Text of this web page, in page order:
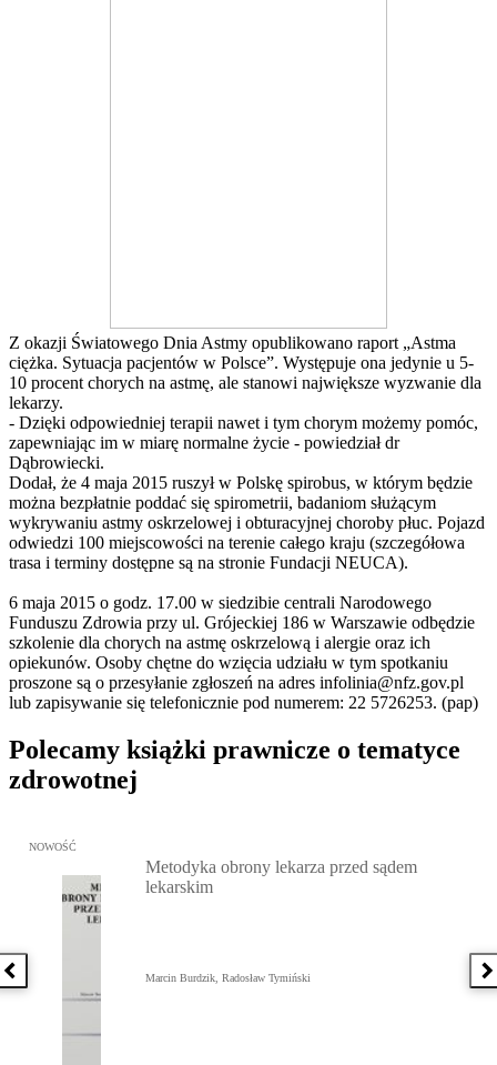
Z okazji Światowego Dnia Astmy opublikowano raport „Astma
ciężka. Sytuacja pacjentów w Polsce”. Występuje ona jedynie u 5-
10 procent chorych na astmę, ale stanowi największe wyzwanie dla
lekarzy.
- Dzięki odpowiedniej terapii nawet i tym chorym możemy pomóc,
zapewniając im w miarę normalne życie - powiedział dr
Dąbrowiecki.
Dodał, że 4 maja 2015 ruszył w Polskę spirobus, w którym będzie
można bezpłatnie poddać się spirometrii, badaniom służącym
wykrywaniu astmy oskrzelowej i obturacyjnej choroby płuc. Pojazd
odwiedzi 100 miejscowości na terenie całego kraju (szczegółowa
trasa i terminy dostępne są na stronie Fundacji NEUCA).
6 maja 2015 o godz. 17.00 w siedzibie centrali Narodowego
Funduszu Zdrowia przy ul. Grójeckiej 186 w Warszawie odbędzie
szkolenie dla chorych na astmę oskrzelową i alergie oraz ich
opiekunów. Osoby chętne do wzięcia udziału w tym spotkaniu
proszone są o przesyłanie zgłoszeń na adres infolinia@nfz.gov.pl
lub zapisywanie się telefonicznie pod numerem: 22 5726253. (pap)
Polecamy książki prawnicze o tematyce
zdrowotnej
Poprzednia książka
Przejdź do: Metodyka obrony lekarza przed sądem lekarskim,
NOWOŚĆ
Metodyka obrony lekarza przed sądem
lekarskim
Marcin Burdzik, Radosław Tymiński